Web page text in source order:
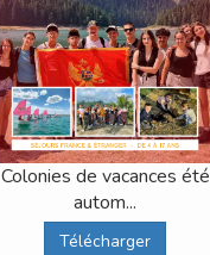
Colonies de vacances été
autom...
Télécharger